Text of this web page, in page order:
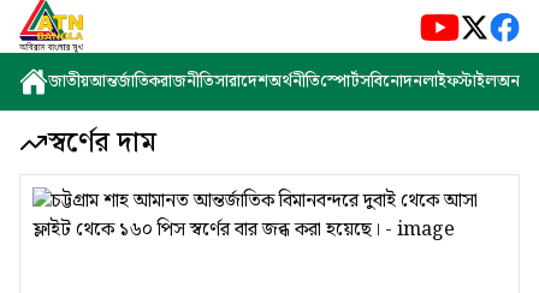
জাতীয়আন্তর্জাতিকরাজনীতিসারাদেশঅর্থনীতিস্পোর্টসবিনোদনলাইফস্টাইল
স্বর্ণের দাম